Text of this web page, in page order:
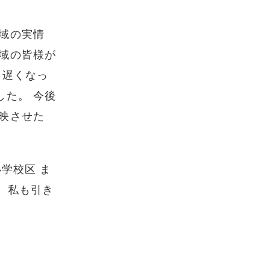
の実情
の皆様が
くなっ
た。 今後
させた
校区 ま
私も引き